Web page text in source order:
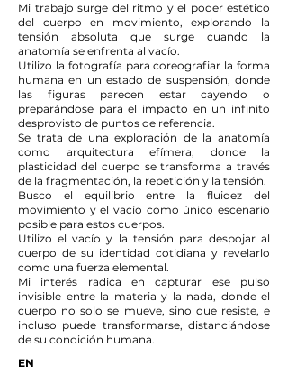
Mi trabajo surge del ritmo y el poder estético
del cuerpo en movimiento, explorando la
tensión absoluta que surge cuando la
anatomía se enfrenta al vacío.
Utilizo la fotografía para coreografiar la forma
humana en un estado de suspensión, donde
las figuras parecen estar cayendo o
preparándose para el impacto en un infinito
desprovisto de puntos de referencia.
Se trata de una exploración de la anatomía
como arquitectura efímera, donde la
plasticidad del cuerpo se transforma a través
de la fragmentación, la repetición y la tensión.
Busco el equilibrio entre la fluidez del
movimiento y el vacío como único escenario
posible para estos cuerpos.
Utilizo el vacío y la tensión para despojar al
cuerpo de su identidad cotidiana y revelarlo
como una fuerza elemental.
Mi interés radica en capturar ese pulso
invisible entre la materia y la nada, donde el
cuerpo no solo se mueve, sino que resiste, e
incluso puede transformarse, distanciándose
de su condición humana.
EN